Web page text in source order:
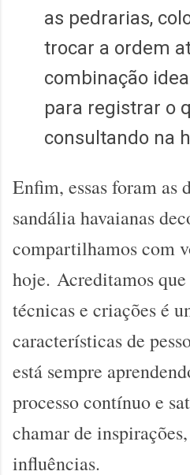
as pedrarias,
trocar a ordem
combinação
para registrar o
consultando na
Enfim, essas foram as
sandália havaianas
compartilhamos com
hoje. Acreditamos
técnicas e criações é
características de
está sempre
processo contínuo e
chamar de
influências.